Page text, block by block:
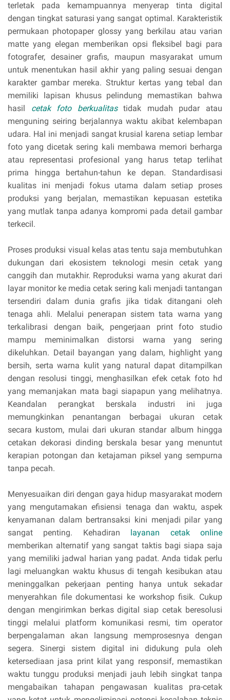
terletak pada kemampuannya menyerap tinta digital
dengan tingkat saturasi yang sangat optimal. Karakteristik
permukaan photopaper glossy yang berkilau atau varian
matte yang elegan memberikan opsi fleksibel bagi para
fotografer, desainer grafis, maupun masyarakat umum
untuk menentukan hasil akhir yang paling sesuai dengan
karakter gambar mereka. Struktur kertas yang tebal dan
memiliki lapisan khusus pelindung memastikan bahwa
hasil cetak foto berkualitastidak mudah pudar atau
menguning seiring berjalannya waktu akibat kelembapan
udara. Hal ini menjadi sangat krusial karena setiap lembar
foto yang dicetak sering kali membawa memori berharga
atau representasi profesional yang harus tetap terlihat
prima hingga bertahun-tahun ke depan. Standardisasi
kualitas ini menjadi fokus utama dalam setiap proses
produksi yang berjalan, memastikan kepuasan estetika
yang mutlak tanpa adanya kompromi pada detail gambar
terkecil.
Proses produksi visual kelas atas tentu saja membutuhkan
dukungan dari ekosistem teknologi mesin cetak yang
canggih dan mutakhir. Reproduksi warna yang akurat dari
layar monitor ke media cetak sering kali menjadi tantangan
tersendiri dalam dunia grafis jika tidak ditangani oleh
tenaga ahli. Melalui penerapan sistem tata warna yang
terkalibrasi dengan baik, pengerjaan print foto studio
mampu meminimalkan distorsi warna yang sering
dikeluhkan. Detail bayangan yang dalam, highlight yang
bersih, serta warna kulit yang natural dapat ditampilkan
dengan resolusi tinggi, menghasilkan efek cetak foto hd
yang memanjakan mata bagi siapapun yang melihatnya.
Keandalan perangkat berskala industri ini juga
memungkinkan penantangan berbagai ukuran cetak
secara kustom, mulai dari ukuran standar album hingga
cetakan dekorasi dinding berskala besar yang menuntut
kerapian potongan dan ketajaman piksel yang sempurna
tanpa pecah.
Menyesuaikan diri dengan gaya hidup masyarakat modern
yang mengutamakan efisiensi tenaga dan waktu, aspek
kenyamanan dalam bertransaksi kini menjadi pilar yang
sangat penting. Kehadiran layanan cetak online
memberikan alternatif yang sangat taktis bagi siapa saja
yang memiliki jadwal harian yang padat. Anda tidak perlu
lagi meluangkan waktu khusus di tengah kesibukan atau
meninggalkan pekerjaan penting hanya untuk sekadar
menyerahkan file dokumentasi ke workshop fisik. Cukup
dengan mengirimkan berkas digital siap cetak beresolusi
tinggi melalui platform komunikasi resmi, tim operator
berpengalaman akan langsung memprosesnya dengan
segera. Sinergi sistem digital ini didukung pula oleh
ketersediaan jasa print kilat yang responsif, memastikan
waktu tunggu produksi menjadi jauh lebih singkat tanpa
mengabaikan tahapan pengawasan kualitas pra-cetak